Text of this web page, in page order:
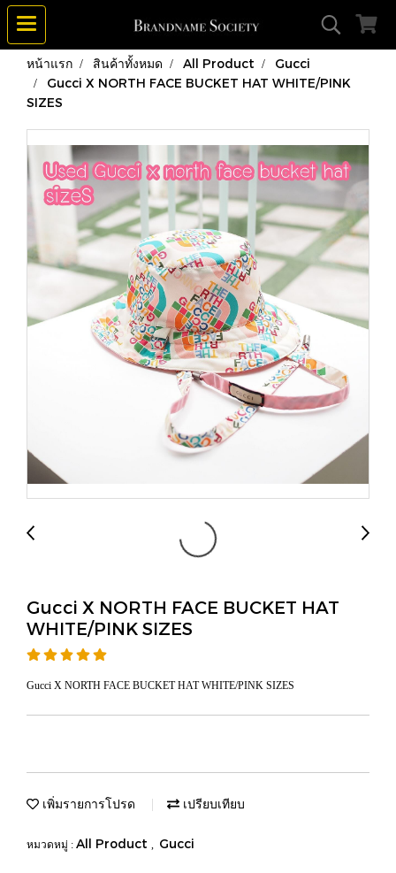
หน้าแรก สินค้าทั้งหมด All Product
Gucci
Gucci X NORTH FACE BUCKET HAT WHITE/PINK
SIZES
Gucci X NORTH FACE BUCKET HAT
WHITE/PINK SIZES
Gucci X NORTH FACE BUCKET HAT WHITE/PINK SIZES
เพิ่มรายการโปรด เปรียบเทียบ
หมวดหมู่ : All Product , Gucci